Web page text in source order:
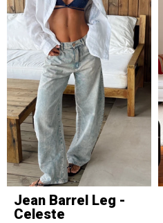
Jean Barrel Leg -
Celeste